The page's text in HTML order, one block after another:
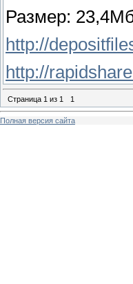
Размер:
http://
http://
Страница 1 из 1 1
Полная версия сайта